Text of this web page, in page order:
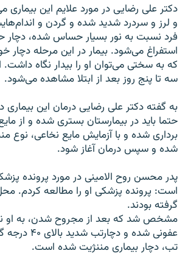
دکتر علی رضایی در مورد علایم این بیماری
و لرز و سردرد شدید شده و گردن و
فرد نسبت به نور بسیار حساس شده، دچار
استفراغ می‌شود. بیمار در این مرحله دچار
که به سختی می‌توان او را بیدار نگاه داشت.
سه تا پنج روز بعد از ابتلا مشاهده می‌شود.
به گفته دکتر علی رضایی درمان این
حتما باید در بیمارستان بستری شده و از
برداری شده و با آزمایش مایع نخاعی،
شده و سپس درمان آغاز شود.
پدر محسن روح الامینی در مورد پرونده
است: پرونده پزشکی او را مطالعه کردم.
گرفته بودند.
مشخص شد که بعد از مجروح شدن، به او
عفونی شده و
تب، دچار بیماری مننژیت شده است.